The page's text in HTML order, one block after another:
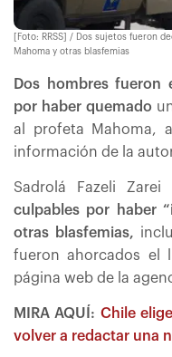
[Foto: RRSS] / Dos sujetos fueron
Mahoma y otras blasfemias
Dos hombres fueron
por haber quemado
al profeta Mahoma,
información de la
Sadrolá Fazeli Zarei
culpables por haber
otras blasfemias,
fueron ahorcados el
página web de la
MIRA AQUÍ: Chile
volver a redactar una